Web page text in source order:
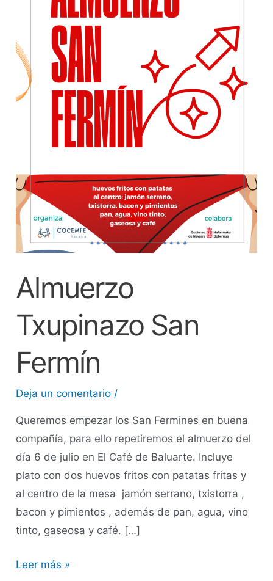
Almuerzo
Txupinazo San
Fermín
Deja un comentario /
Queremos empezar los San Fermines en buena
compañía, para ello repetiremos el almuerzo del
día 6 de julio en El Café de Baluarte. Incluye
plato con dos huevos fritos con patatas fritas y
al centro de la mesa jamón serrano, txistorra ,
bacon y pimientos , además de pan, agua, vino
tinto, gaseosa y café. […]
Leer más »